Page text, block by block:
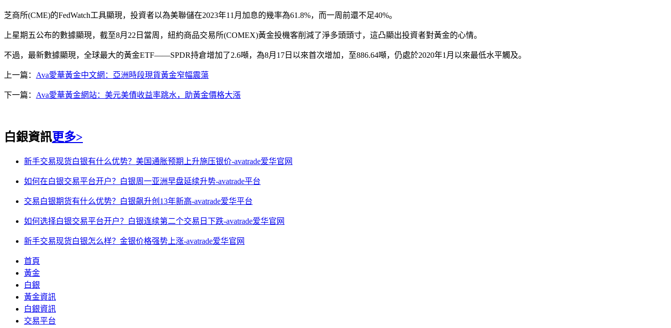
芝商所(CME)的FedWatch工具顯現，投資者以為美聯儲在2023年11月加息的幾率為61.8%，而一周前還不足40%。
上星期五公布的數據顯現，截至8月22日當周，紐約商品交易所(COMEX)黃金投機客削減了淨多頭頭寸，這凸顯出投資者對黃金的心情。
不過，最新數據顯現，全球最大的黃金ETF——SPDR持倉增加了2.6噸，為8月17日以來首次增加，至886.64噸，仍處於2020年1月以來最低水平觸及。
上一篇： Ava愛華黃金中文網：亞洲時段現貨黃金窄幅震蕩
下一篇： Ava愛華黃金網站：美元美債收益率跳水，助黃金價格大漲
白銀資訊更多>
新手交易现货白银有什么优势？美国通胀预期上升施压银价-avatrade爱华官网
如何在白银交易平台开户？白银周一亚洲早盘延续升势-avatrade平台
交易白银期货有什么优势？白银飙升创13年新高-avatrade爱华平台
如何选择白银交易平台开户？白银连续第二个交易日下跌-avatrade爱华官网
新手交易现货白银怎么样？金银价格强势上涨-avatrade爱华官网
首頁
黃金
白銀
黃金資訊
白銀資訊
交易平台